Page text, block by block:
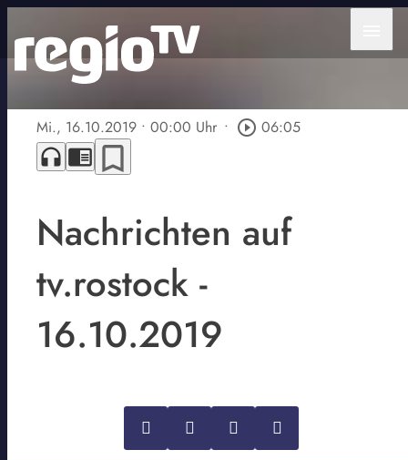
Mi., 16.10.2019 • 00:00 Uhr • play_circle_outline 06:05
headphones chrome_reader_mode bookmark_border
Nachrichten auf
tv.rostock -
16.10.2019